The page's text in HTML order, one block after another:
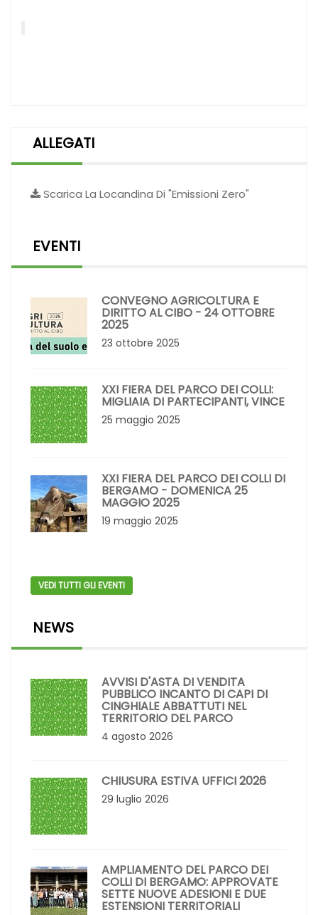
ALLEGATI
Scarica La Locandina Di "Emissioni Zero"
EVENTI
CONVEGNO AGRICOLTURA E
DIRITTO AL CIBO - 24 OTTOBRE
2025
23 ottobre 2025
XXI FIERA DEL PARCO DEI COLLI:
MIGLIAIA DI PARTECIPANTI, VINCE
25 maggio 2025
XXI FIERA DEL PARCO DEI COLLI DI
BERGAMO - DOMENICA 25
MAGGIO 2025
19 maggio 2025
VEDI TUTTI GLI EVENTI
NEWS
AVVISI D'ASTA DI VENDITA
PUBBLICO INCANTO DI CAPI DI
CINGHIALE ABBATTUTI NEL
TERRITORIO DEL PARCO
4 agosto 2026
CHIUSURA ESTIVA UFFICI 2026
29 luglio 2026
AMPLIAMENTO DEL PARCO DEI
COLLI DI BERGAMO: APPROVATE
SETTE NUOVE ADESIONI E DUE
ESTENSIONI TERRITORIALI